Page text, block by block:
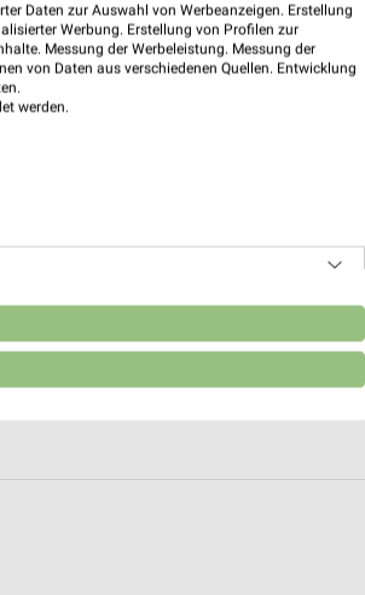
Daten zur Auswahl von Werbeanzeigen. Erstellung
Werbung. Erstellung von Profilen zur
Messung der Werbeleistung. Messung der
von Daten aus verschiedenen Quellen. Entwicklung
werden.